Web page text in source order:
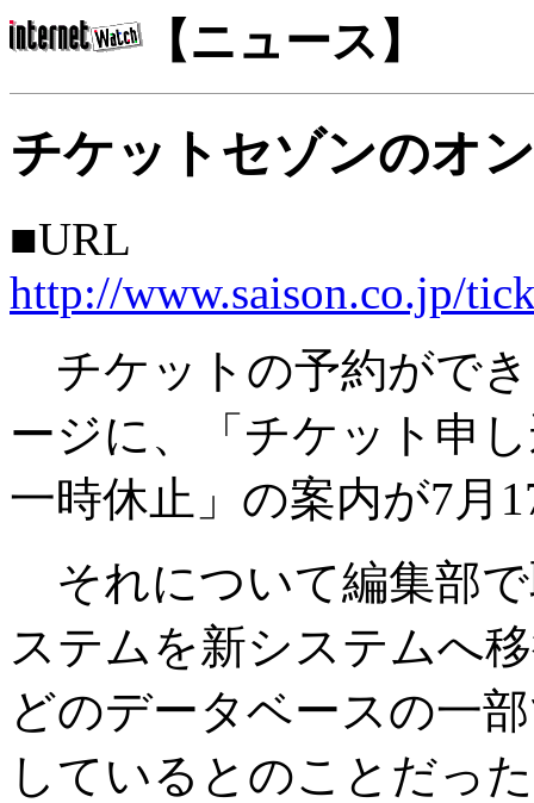
【ニュース】
チケットセゾンのオ
■URL
http://www.saison.co.jp/
チケットの予約がで
ージに、「チケット申
一時休止」の案内が7月
それについて編集部
ステムを新システムへ
どのデータベースの一
しているとのことだっ